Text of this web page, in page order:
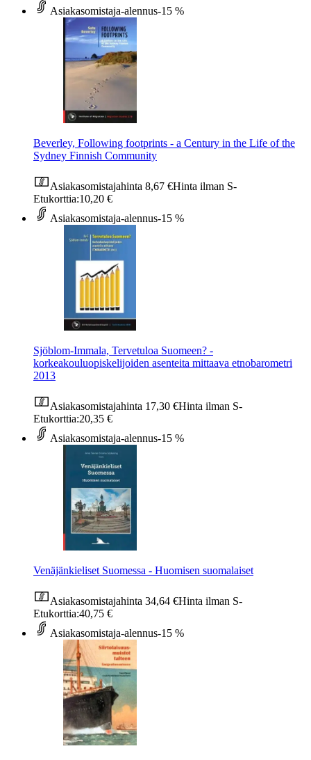
Asiakasomistaja-alennus-15 %
Beverley, Following footprints - a Century in the Life of the
Sydney Finnish Community
Asiakasomistajahinta 8,67 €Hinta ilman S-
Etukorttia:10,20 €
Asiakasomistaja-alennus-15 %
Sjöblom-Immala, Tervetuloa Suomeen? -
korkeakouluopiskelijoiden asenteita mittaava etnobarometri
2013
Asiakasomistajahinta 17,30 €Hinta ilman S-
Etukorttia:20,35 €
Asiakasomistaja-alennus-15 %
Venäjänkieliset Suomessa - Huomisen suomalaiset
Asiakasomistajahinta 34,64 €Hinta ilman S-
Etukorttia:40,75 €
Asiakasomistaja-alennus-15 %